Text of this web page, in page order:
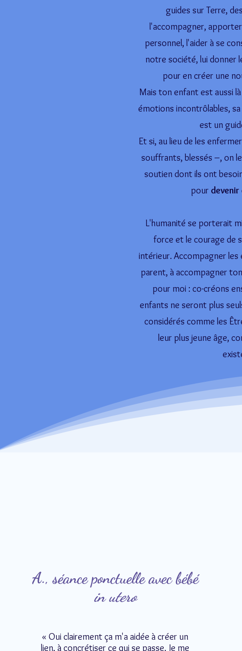
guides sur Terre,
l'accompagner,
personnel, l'aider à se
notre société, lui donner
pour en créer une
Mais ton enfant est aussi
émotions incontrôlables,
est un
Et si, au lieu de les
souffrants, blessés –, on
soutien dont ils ont
pour devenir
L'humanité se porterait
force et le courage de
intérieur. Accompagner
parent, à accompagner
pour moi : co-créons
enfants ne seront plus
considérés comme les
leur plus jeune âge,
A., séance ponctuelle avec bébé
in utero
« Oui clairement ça m'a aidée à créer un
lien, à concrétiser ce qui se passe. Je me